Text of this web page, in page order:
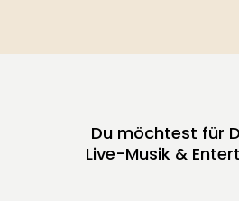
Du möchtest für
Live-Musik &